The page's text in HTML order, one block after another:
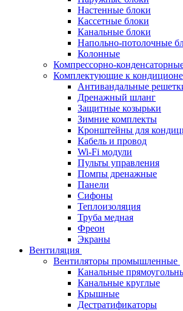
Настенные блоки
Кассетные блоки
Канальные блоки
Напольно-потолочные
Колонные
Компрессорно-
Комплектующие к
Антивандальные
Дренажный шланг
Защитные козырьки
Зимние комплекты
Кронштейны для
Кабель и провод
Wi-Fi модули
Пульты управления
Помпы дренажные
Панели
Сифоны
Теплоизоляция
Труба медная
Фреон
Экраны
Вентиляция
Вентиляторы промышленные
Канальные
Канальные круглые
Крышные
Дестратификаторы